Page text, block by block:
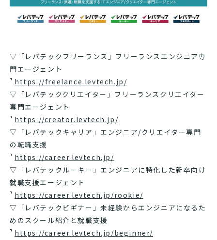
▽「レバテックフリーランス」フリーランスエンジニア専
門エージェント
https://freelance.levtech.jp/
▽「レバテッククリエイター」フリーランスクリエイター
専門エージェント
https://creator.levtech.jp/
▽「レバテックキャリア」エンジニア/クリエイター専門
の転職支援
https://career.levtech.jp/
▽「レバテックルーキー」エンジニアに特化した新卒向け
就職支援エージェント
https://career.levtech.jp/rookie/
▽「レバテックビギナー」未経験からエンジニアになるた
めのスクール紹介と就職支援
https://career.levtech.jp/beginner/